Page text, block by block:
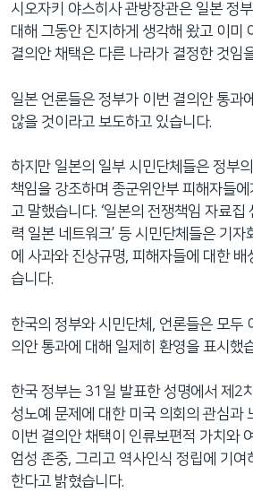
으
로
이
로
이
등
시오자키 야스히사 관방장관은 일본 정
대해 그동안 진지하게 생각해 왔고 이미
결의안 채택은 다른 나라가 결정한 것임
일본 언론들은 정부가 이번 결의안 통과
않을 것이라고 보도하고 있습니다.
하지만 일본의 일부 시민단체들은 정부
책임을 강조하며 종군위안부 피해자들
고 말했습니다. ‘일본의 전쟁책임 자료집
력 일본 네트워크’ 등 시민단체들은 기
에 사과와 진상규명, 피해자들에 대한 배
습니다.
한국의 정부와 시민단체, 언론들은 모두
의안 통과에 대해 일제히 환영을 표시했
한국 정부는 31일 발표한 성명에서 제2
성노예 문제에 대한 미국 의회의 관심과
이번 결의안 채택이 인류보편적 가치와
엄성 존중, 그리고 역사인식 정립에 기여
한다고 밝혔습니다.